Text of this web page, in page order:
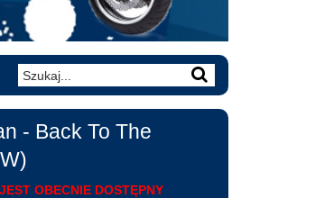
- Back To The
OBECNIE DOSTĘPNY